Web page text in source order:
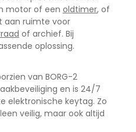
motor of een oldtimer, of
aan ruimte voor
of archief. Bij
oplossing.
van BORG-2
en is 24/7
elektronische keytag. Zo
veilig, maar ook altijd